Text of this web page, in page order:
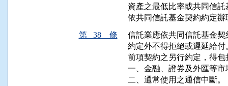
資產之最低比率或共同信
依共同信託基金契約約定辦
第 38 條
信託業應依共同信託基金
約定外不得拒絕或遲延給付
前項契約之另行約定，得包
一、金融、證券及外匯等
二、通常使用之通信中斷。